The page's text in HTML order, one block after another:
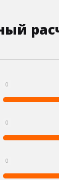
0
0
0